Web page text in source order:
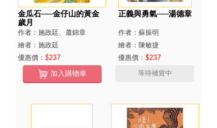
金瓜石──金仔山的黃金
歲月
作者：施政廷、蕭錦章
繪者：施政廷
優惠價：$237
加入購物車
正義與勇氣──湯德章
作者：蘇振明
繪者：陳敏捷
優惠價： $237
等待補貨中